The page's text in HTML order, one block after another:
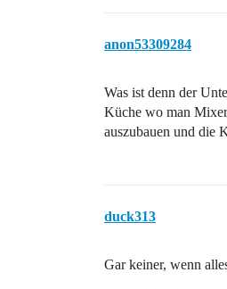
anon53309284
Was ist denn der
Küche wo man Mixer
auszubauen und die
duck313
Gar keiner, wenn